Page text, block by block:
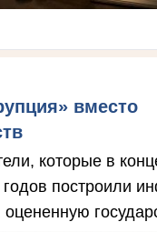
вместо
которые в
построили